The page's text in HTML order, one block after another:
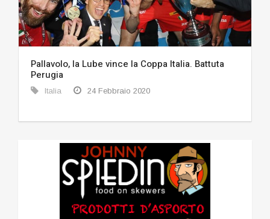
Pallavolo, la Lube vince la Coppa Italia. Battuta
Perugia
Italia 24 Febbraio 2020